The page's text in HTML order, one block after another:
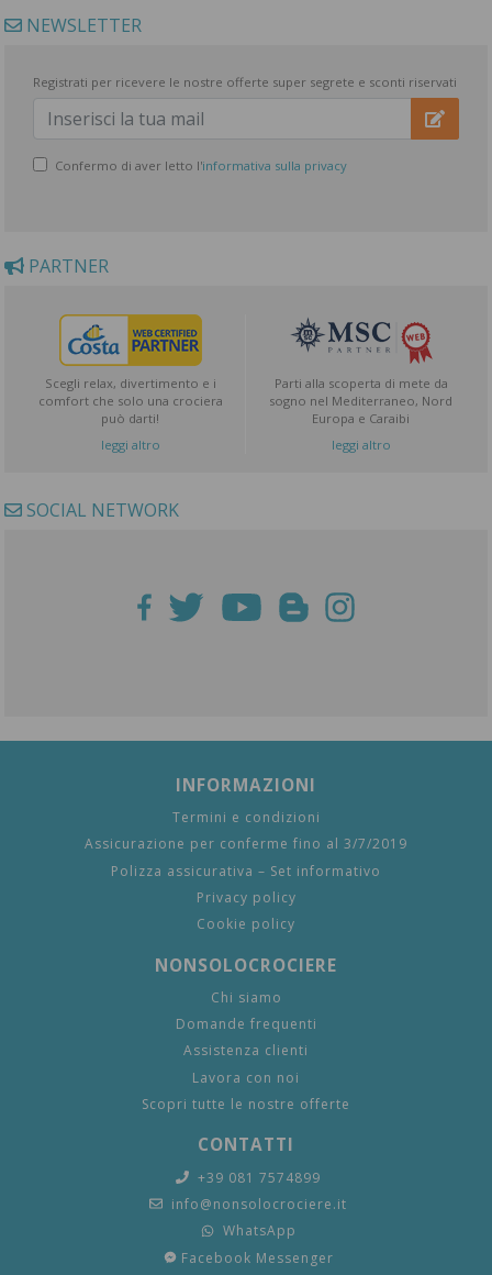
NEWSLETTER
Registrati per ricevere le nostre offerte super segrete e sconti riservati
Confermo di aver letto l'informativa sulla privacy
PARTNER
Scegli relax, divertimento e i
comfort che solo una crociera
può darti!
leggi altro
Parti alla scoperta di mete da
sogno nel Mediterraneo, Nord
Europa e Caraibi
leggi altro
SOCIAL NETWORK
INFORMAZIONI
Termini e condizioni
Assicurazione per conferme fino al 3/7/2019
Polizza assicurativa – Set informativo
Privacy policy
Cookie policy
NONSOLOCROCIERE
Chi siamo
Domande frequenti
Assistenza clienti
Lavora con noi
Scopri tutte le nostre offerte
CONTATTI
+39 081 7574899
info@nonsolocrociere.it
WhatsApp
Facebook Messenger